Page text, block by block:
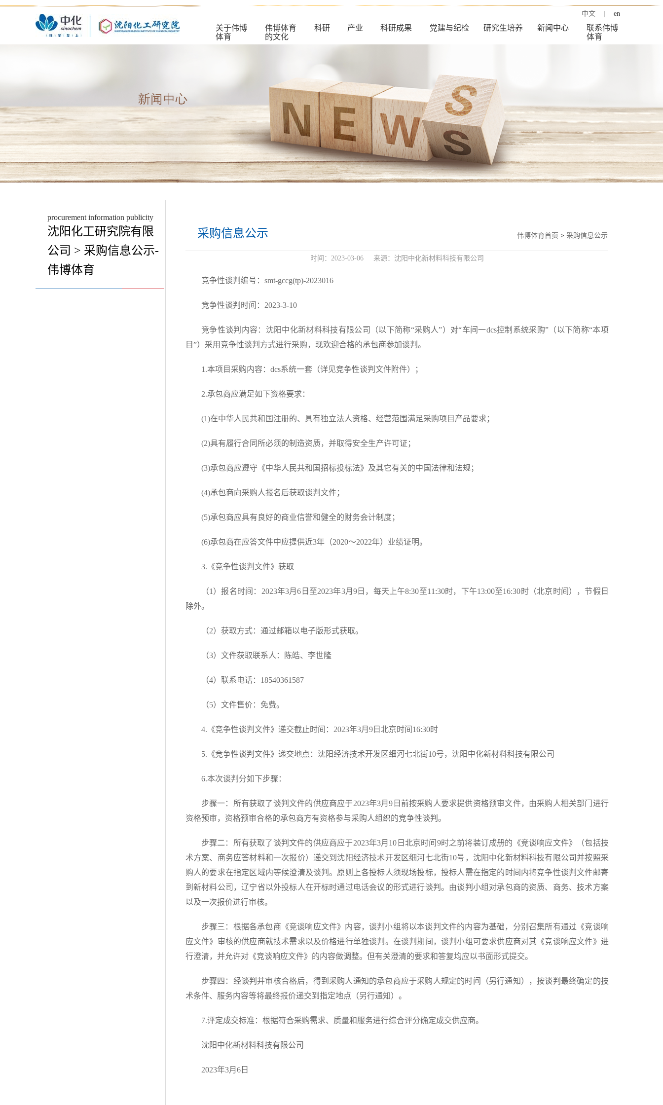
关于伟博
体育
伟博体育
的文化
科研 产业 科研成果 党建与纪检 研究生培养 新闻中心
联系伟博
体育
中文 en
procurement information publicity
沈阳化工研究院有限
公司 > 采购信息公示-
伟博体育
采购信息公示 伟博体育首页 > 采购信息公示
时间： 2023-03-06来源： 沈阳中化新材料科技有限公司
竞争性谈判编号：smt-gccg(tp)-2023016
竞争性谈判时间：2023-3-10
竞争性谈判内容：沈阳中化新材料科技有限公司（以下简称“采购人”）对“车间一dcs控制系统采购”（以下简称“本项
目”）采用竞争性谈判方式进行采购，现欢迎合格的承包商参加谈判。
1.本项目采购内容：dcs系统一套（详见竞争性谈判文件附件）；
2.承包商应满足如下资格要求：
(1)在中华人民共和国注册的、具有独立法人资格、经营范围满足采购项目产品要求；
(2)具有履行合同所必须的制造资质，并取得安全生产许可证；
(3)承包商应遵守《中华人民共和国招标投标法》及其它有关的中国法律和法规；
(4)承包商向采购人报名后获取谈判文件；
(5)承包商应具有良好的商业信誉和健全的财务会计制度；
(6)承包商在应答文件中应提供近3年（2020～2022年）业绩证明。
3.《竞争性谈判文件》获取
（1）报名时间：2023年3月6日至2023年3月9日，每天上午8:30至11:30时，下午13:00至16:30时（北京时间），节假日
除外。
（2）获取方式：通过邮箱以电子版形式获取。
（3）文件获取联系人：陈皓、李世隆
（4）联系电话：18540361587
（5）文件售价：免费。
4.《竞争性谈判文件》递交截止时间：2023年3月9日北京时间16:30时
5.《竞争性谈判文件》递交地点：沈阳经济技术开发区细河七北街10号，沈阳中化新材料科技有限公司
6.本次谈判分如下步骤：
步骤一：所有获取了谈判文件的供应商应于2023年3月9日前按采购人要求提供资格预审文件，由采购人相关部门进行
资格预审，资格预审合格的承包商方有资格参与采购人组织的竞争性谈判。
步骤二：所有获取了谈判文件的供应商应于2023年3月10日北京时间9时之前将装订成册的《竞谈响应文件》（包括技
术方案、商务应答材料和一次报价）递交到沈阳经济技术开发区细河七北街10号，沈阳中化新材料科技有限公司并按照采
购人的要求在指定区域内等候澄清及谈判。原则上各投标人须现场投标，投标人需在指定的时间内将竞争性谈判文件邮寄
到新材料公司，辽宁省以外投标人在开标时通过电话会议的形式进行谈判。由谈判小组对承包商的资质、商务、技术方案
以及一次报价进行审核。
步骤三：根据各承包商《竞谈响应文件》内容，谈判小组将以本谈判文件的内容为基础，分别召集所有通过《竞谈响
应文件》审核的供应商就技术需求以及价格进行单独谈判。在谈判期间，谈判小组可要求供应商对其《竞谈响应文件》进
行澄清，并允许对《竞谈响应文件》的内容做调整。但有关澄清的要求和答复均应以书面形式提交。
步骤四：经谈判并审核合格后，得到采购人通知的承包商应于采购人规定的时间（另行通知），按谈判最终确定的技
术条件、服务内容等将最终报价递交到指定地点（另行通知）。
7.评定成交标准：根据符合采购需求、质量和服务进行综合评分确定成交供应商。
沈阳中化新材料科技有限公司
2023年3月6日